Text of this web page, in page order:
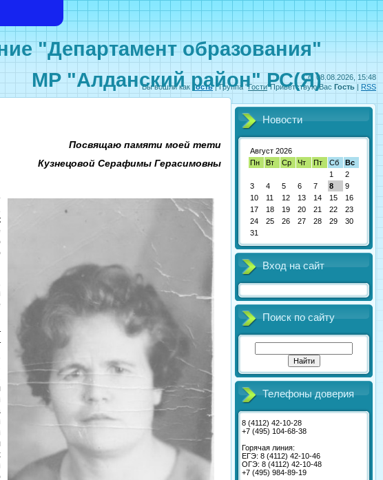
Сб, 08.08.2026, 15:48
Вы вошли как Гость|Группа "Гости"Приветствую Вас Гость | RSS
"Департамент образования"
МР "Алданский район" РС(Я)
Посвящаю памяти моей тети
Кузнецовой Серафимы Герасимовны
Новости
Август 2026
Пн
Вт Ср Чт Пт Сб
Вс
1
2
3
4 5 6 7 8
9
10
11 12 13 14 15
16
17
18 19 20 21 22
23
24
25 26 27 28 29
30
31
Вход на сайт
Поиск по сайту
Телефоны доверия
8 (4112) 42-10-28
+7 (495) 104-68-38
Горячая линия:
ЕГЭ: 8 (4112) 42-10-46
ОГЭ: 8 (4112) 42-10-48
+7 (495) 984-89-19